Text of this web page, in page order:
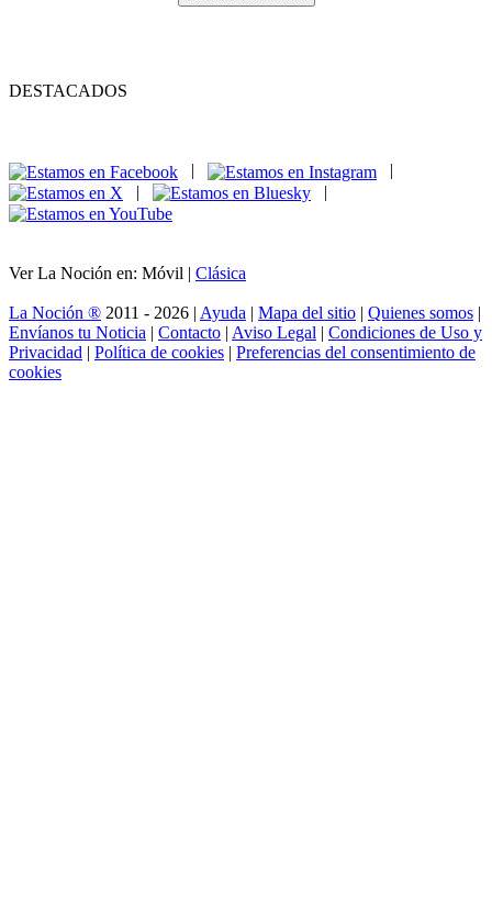
DESTACADOS
|
|
Ver La Noción en: Móvil | Clásica
La Noción ® 2011 - 2026 | Ayuda | Mapa del sitio | Quienes somos |
Envíanos tu Noticia | Contacto | Aviso Legal | Condiciones de Uso y
Privacidad | Política de cookies | Preferencias del consentimiento de
cookies